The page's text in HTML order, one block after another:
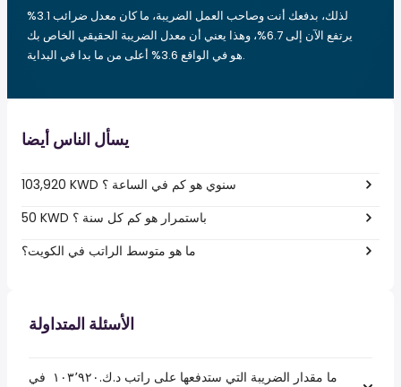
لذلك، بدفعك أنت وصاحب العمل الضريبة، ما كان معدل ضرائب 3.1%
يرتفع الآن إلى 6.7%، وهذا يعني أن معدل الضريبة الحقيقي الخاص بك
هو في الواقع 3.6% أعلى من ما بدا في البداية.
يسأل الناس أيضا
103,920 KWD سنوي هو كم في الساعة ؟
50 KWD باستمرار هو كم كل سنة ؟
ما هو متوسط الراتب في الكويت؟
الأسئلة المتداولة
ما مقدار الضريبة التي ستدفعها على راتب د.ك.‏١٠٣٬٩٢٠ ‏ في